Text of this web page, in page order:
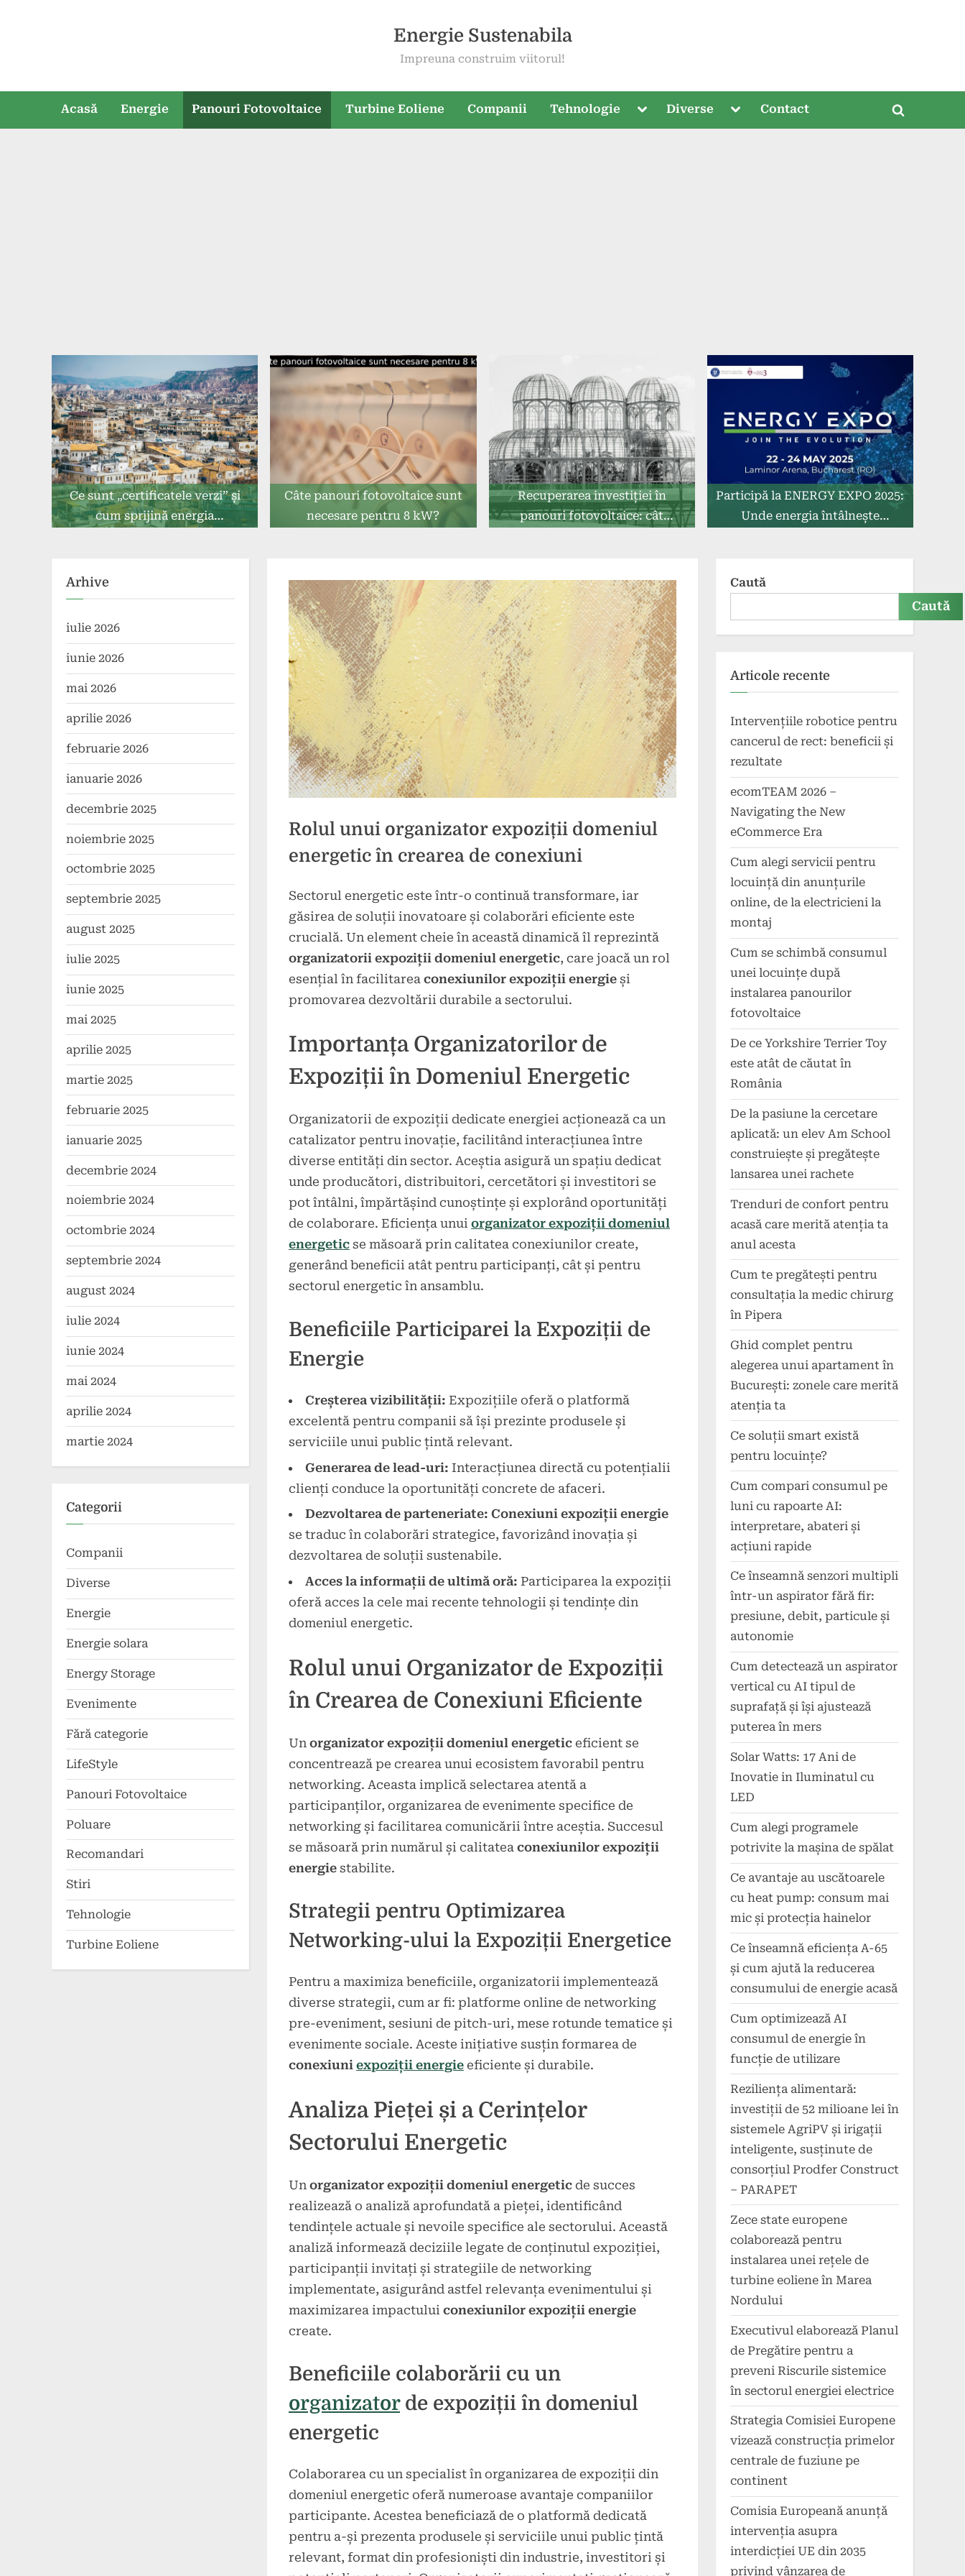
Energie Sustenabila
Impreuna construim viitorul!
Acasă Energie Panouri Fotovoltaice Turbine Eoliene Companii Tehnologie
Toggle
menu
Diverse
Toggle
menu
Contact
Toggle
Ce sunt „certificatele verzi” și
cum sprijină energia
Câte panouri fotovoltaice sunt
necesare pentru 8 kW?
Recuperarea investiției în
panouri fotovoltaice: cât
Participă la ENERGY EXPO 2025:
Unde energia întâlnește
Rolul unui organizator expoziții domeniul
energetic în crearea de conexiuni
Posted
on
29
noiembrie
2024
By
press
Sectorul energetic este într-o continuă transformare, iar
găsirea de soluții inovatoare și colaborări eficiente este
crucială. Un element cheie în această dinamică îl reprezintă
organizatorii expoziții domeniul energetic, care joacă un rol
esențial în facilitarea conexiunilor expoziții energie și
promovarea dezvoltării durabile a sectorului.
Importanța Organizatorilor de
Expoziții în Domeniul Energetic
Organizatorii de expoziții dedicate energiei acționează ca un
catalizator pentru inovație, facilitând interacțiunea între
diverse entități din sector. Aceștia asigură un spațiu dedicat
unde producători, distribuitori, cercetători și investitori se
pot întâlni, împărtășind cunoștințe și explorând oportunități
de colaborare. Eficiența unui organizator expoziții domeniul
energetic se măsoară prin calitatea conexiunilor create,
generând beneficii atât pentru participanți, cât și pentru
sectorul energetic în ansamblu.
Beneficiile Participarei la Expoziții de
Energie
Creșterea vizibilității: Expozițiile oferă o platformă
excelentă pentru companii să își prezinte produsele și
serviciile unui public țintă relevant.
Generarea de lead-uri: Interacțiunea directă cu potențialii
clienți conduce la oportunități concrete de afaceri.
Dezvoltarea de parteneriate: Conexiuni expoziții energie
se traduc în colaborări strategice, favorizând inovația și
dezvoltarea de soluții sustenabile.
Acces la informații de ultimă oră: Participarea la expoziții
oferă acces la cele mai recente tehnologii și tendințe din
domeniul energetic.
Rolul unui Organizator de Expoziții
în Crearea de Conexiuni Eficiente
Un organizator expoziții domeniul energetic eficient se
concentrează pe crearea unui ecosistem favorabil pentru
networking. Aceasta implică selectarea atentă a
participanților, organizarea de evenimente specifice de
networking și facilitarea comunicării între aceștia. Succesul
se măsoară prin numărul și calitatea conexiunilor expoziții
energie stabilite.
Strategii pentru Optimizarea
Networking-ului la Expoziții Energetice
Pentru a maximiza beneficiile, organizatorii implementează
diverse strategii, cum ar fi: platforme online de networking
pre-eveniment, sesiuni de pitch-uri, mese rotunde tematice și
evenimente sociale. Aceste inițiative susțin formarea de
conexiuni expoziții energie eficiente și durabile.
Analiza Pieței și a Cerințelor
Sectorului Energetic
Un organizator expoziții domeniul energetic de succes
realizează o analiză aprofundată a pieței, identificând
tendințele actuale și nevoile specifice ale sectorului. Această
analiză informează deciziile legate de conținutul expoziției,
participanții invitați și strategiile de networking
implementate, asigurând astfel relevanța evenimentului și
maximizarea impactului conexiunilor expoziții energie
create.
Beneficiile colaborării cu un
organizatorde expoziții în domeniul
energetic
Colaborarea cu un specialist în organizarea de expoziții din
domeniul energetic oferă numeroase avantaje companiilor
participante. Acestea beneficiază de o platformă dedicată
pentru a-și prezenta produsele și serviciile unui public țintă
relevant, format din profesioniști din industrie, investitori și
Arhive
iulie 2026
iunie 2026
mai 2026
aprilie 2026
februarie 2026
ianuarie 2026
decembrie 2025
noiembrie 2025
octombrie 2025
septembrie 2025
august 2025
iulie 2025
iunie 2025
mai 2025
aprilie 2025
martie 2025
februarie 2025
ianuarie 2025
decembrie 2024
noiembrie 2024
octombrie 2024
septembrie 2024
august 2024
iulie 2024
iunie 2024
mai 2024
aprilie 2024
martie 2024
Categorii
Companii
Diverse
Energie
Energie solara
Energy Storage
Evenimente
Fără categorie
LifeStyle
Panouri Fotovoltaice
Poluare
Recomandari
Stiri
Tehnologie
Turbine Eoliene
Caută
Caută
Articole recente
Intervențiile robotice pentru
cancerul de rect: beneficii și
rezultate
ecomTEAM 2026 –
Navigating the New
eCommerce Era
Cum alegi servicii pentru
locuință din anunțurile
online, de la electricieni la
montaj
Cum se schimbă consumul
unei locuințe după
instalarea panourilor
fotovoltaice
De ce Yorkshire Terrier Toy
este atât de căutat în
România
De la pasiune la cercetare
aplicată: un elev Am School
construiește și pregătește
lansarea unei rachete
Trenduri de confort pentru
acasă care merită atenția ta
anul acesta
Cum te pregătești pentru
consultația la medic chirurg
în Pipera
Ghid complet pentru
alegerea unui apartament în
București: zonele care merită
atenția ta
Ce soluții smart există
pentru locuințe?
Cum compari consumul pe
luni cu rapoarte AI:
interpretare, abateri și
acțiuni rapide
Ce înseamnă senzori multipli
într-un aspirator fără fir:
presiune, debit, particule și
autonomie
Cum detectează un aspirator
vertical cu AI tipul de
suprafață și își ajustează
puterea în mers
Solar Watts: 17 Ani de
Inovatie in Iluminatul cu
LED
Cum alegi programele
potrivite la mașina de spălat
Ce avantaje au uscătoarele
cu heat pump: consum mai
mic și protecția hainelor
Ce înseamnă eficiența A-65
și cum ajută la reducerea
consumului de energie acasă
Cum optimizează AI
consumul de energie în
funcție de utilizare
Reziliența alimentară:
investiții de 52 milioane lei în
sistemele AgriPV și irigații
inteligente, susținute de
consorțiul Prodfer Construct
– PARAPET
Zece state europene
colaborează pentru
instalarea unei rețele de
turbine eoliene în Marea
Nordului
Executivul elaborează Planul
de Pregătire pentru a
preveni Riscurile sistemice
în sectorul energiei electrice
Strategia Comisiei Europene
vizează construcția primelor
centrale de fuziune pe
continent
Comisia Europeană anunță
intervenția asupra
interdicției UE din 2035
privind vânzarea de